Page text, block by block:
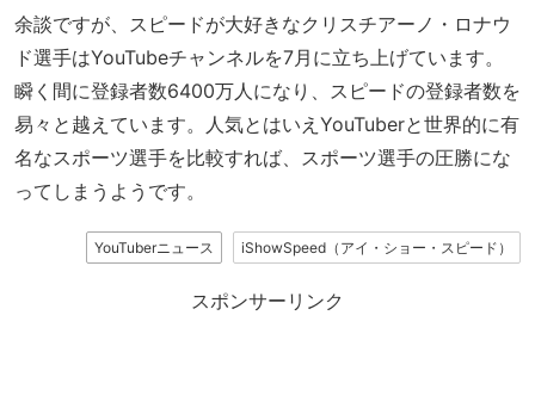
余談ですが、スピードが大好きなクリスチアーノ・ロナウ
ド選手はYouTubeチャンネルを7月に立ち上げています。
瞬く間に登録者数6400万人になり、スピードの登録者数を
易々と越えています。人気とはいえYouTuberと世界的に有
名なスポーツ選手を比較すれば、スポーツ選手の圧勝にな
ってしまうようです。
YouTuberニュース iShowSpeed（アイ・ショー・スピード）
スポンサーリンク